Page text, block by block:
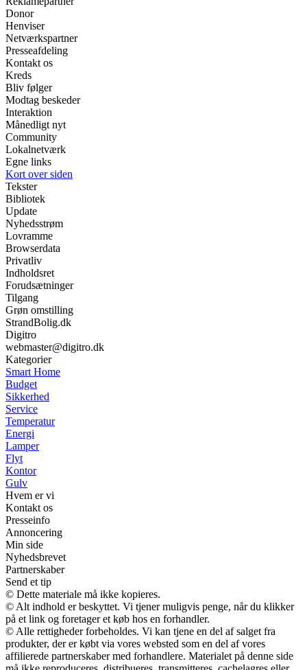
Donor
Henviser
Netværkspartner
Presseafdeling
Kontakt os
Kreds
Bliv følger
Modtag beskeder
Interaktion
Månedligt nyt
Community
Lokalnetværk
Egne links
Kort over siden
Tekster
Bibliotek
Update
Nyhedsstrøm
Lovramme
Browserdata
Privatliv
Indholdsret
Forudsætninger
Tilgang
Grøn omstilling
StrandBolig.dk
Digitro
webmaster@digitro.dk
Kategorier
Smart Home
Budget
Sikkerhed
Service
Temperatur
Energi
Lamper
Flyt
Kontor
Gulv
Hvem er vi
Kontakt os
Presseinfo
Annoncering
Min side
Nyhedsbrevet
Partnerskaber
Send et tip
© Dette materiale må ikke kopieres.
© Alt indhold er beskyttet. Vi tjener muligvis penge, når du klikker
på et link og foretager et køb hos en forhandler.
© Alle rettigheder forbeholdes. Vi kan tjene en del af salget fra
produkter, der er købt via vores websted som en del af vores
affilierede partnerskaber med forhandlere. Materialet på denne side